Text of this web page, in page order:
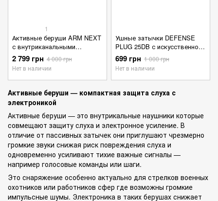
1
Активные беруши ARM NEXT
с внутриканальными
электронными средствами
защиты слуха олива
2 799 грн 4 000 грн
Нет в наличии
Ушные затычки DEFENSE
PLUG 25DB с искусственной
барабанной перепонкой для
защиты слуха от шума
черные
699 грн 1 000 грн
Нет в наличии
Активные беруши — компактная защита слуха с
электроникой
Активные беруши — это внутрикальные наушники которые
совмещают защиту слуха и электронное усиление. В
отличие от пассивных затычек они приглушают чрезмерно
громкие звуки снижая риск повреждения слуха и
одновременно усиливают тихие важные сигналы —
например голосовые команды или шаги.
Это снаряжение особенно актуально для стрелков военных
охотников или работников сфер где возможны громкие
импульсные шумы. Электроника в таких берушах снижает